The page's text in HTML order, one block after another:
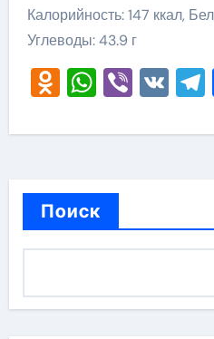
Калорийность: 147 ккал,
Углеводы: 43.9 г
Viber
VK
Поиск